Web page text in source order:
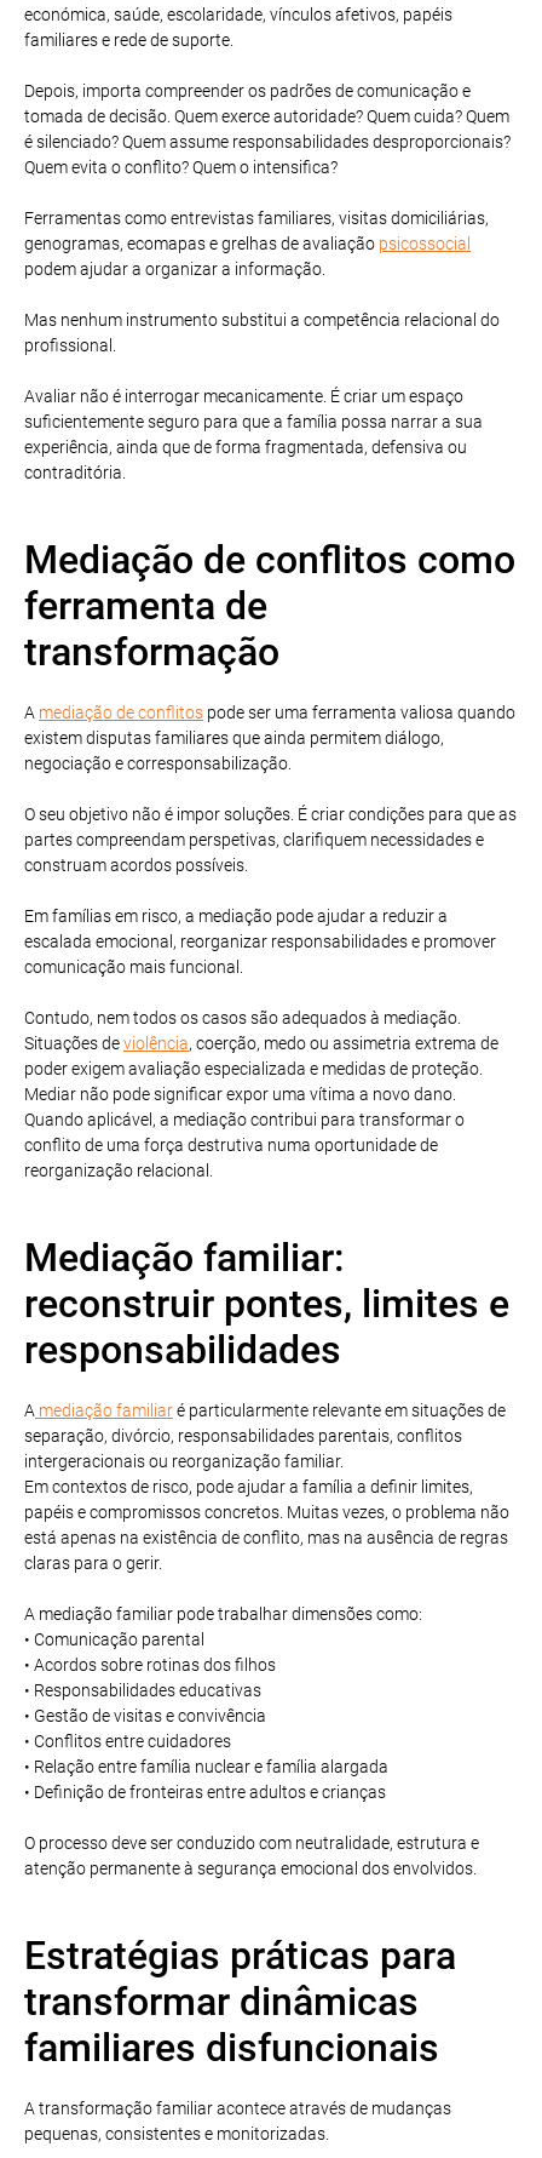
económica, saúde, escolaridade, vínculos afetivos, papéis
familiares e rede de suporte.
Depois, importa compreender os padrões de comunicação e
tomada de decisão. Quem exerce autoridade? Quem cuida? Quem
é silenciado? Quem assume responsabilidades desproporcionais?
Quem evita o conflito? Quem o intensifica?
Ferramentas como entrevistas familiares, visitas domiciliárias,
genogramas, ecomapas e grelhas de avaliação psicossocial
podem ajudar a organizar a informação.
Mas nenhum instrumento substitui a competência relacional do
profissional.
Avaliar não é interrogar mecanicamente. É criar um espaço
suficientemente seguro para que a família possa narrar a sua
experiência, ainda que de forma fragmentada, defensiva ou
contraditória.
Mediação de conflitos como
ferramenta de
transformação
A mediação de conflitos pode ser uma ferramenta valiosa quando
existem disputas familiares que ainda permitem diálogo,
negociação e corresponsabilização.
O seu objetivo não é impor soluções. É criar condições para que as
partes compreendam perspetivas, clarifiquem necessidades e
construam acordos possíveis.
Em famílias em risco, a mediação pode ajudar a reduzir a
escalada emocional, reorganizar responsabilidades e promover
comunicação mais funcional.
Contudo, nem todos os casos são adequados à mediação.
Situações deviolência, coerção, medo ou assimetria extrema de
poder exigem avaliação especializada e medidas de proteção.
Mediar não pode significar expor uma vítima a novo dano.
Quando aplicável, a mediação contribui para transformar o
conflito de uma força destrutiva numa oportunidade de
reorganização relacional.
Mediação familiar:
reconstruir pontes, limites e
responsabilidades
A mediação familiaré particularmente relevante em situações de
separação, divórcio, responsabilidades parentais, conflitos
intergeracionais ou reorganização familiar.
Em contextos de risco, pode ajudar a família a definir limites,
papéis e compromissos concretos. Muitas vezes, o problema não
está apenas na existência de conflito, mas na ausência de regras
claras para o gerir.
A mediação familiar pode trabalhar dimensões como:
• Comunicação parental
• Acordos sobre rotinas dos filhos
• Responsabilidades educativas
• Gestão de visitas e convivência
• Conflitos entre cuidadores
• Relação entre família nuclear e família alargada
• Definição de fronteiras entre adultos e crianças
O processo deve ser conduzido com neutralidade, estrutura e
atenção permanente à segurança emocional dos envolvidos.
Estratégias práticas para
transformar dinâmicas
familiares disfuncionais
A transformação familiar acontece através de mudanças
pequenas, consistentes e monitorizadas.